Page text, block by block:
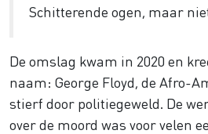
Schitterende ogen, maar
De omslag kwam in 2020 en
naam: George Floyd, de Afro-
stierf door politiegeweld. De
over de moord was voor velen